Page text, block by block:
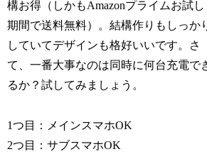
構お得（しかもAmazonプライムお試し
期間で送料無料）。結構作りもしっか
していてデザインも格好いいです。さ
て、一番大事なのは同時に何台充電で
るか？試してみましょう。
1つ目：メインスマホOK
2つ目：サブスマホOK